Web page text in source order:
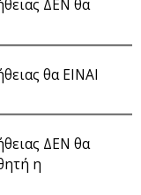
ΔΕΝ θα
θα ΕΙΝΑΙ
ΔΕΝ θα
η